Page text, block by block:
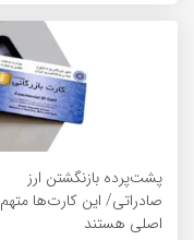
پشت‌پرده بازنگشتن ارز
صادراتی/ این کارت‌ها متهم
اصلی هستند